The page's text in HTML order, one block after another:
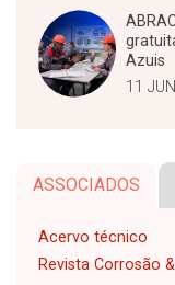
Azuis
11
ASSOCIADOS
Acervo técnico
Revista Corrosão